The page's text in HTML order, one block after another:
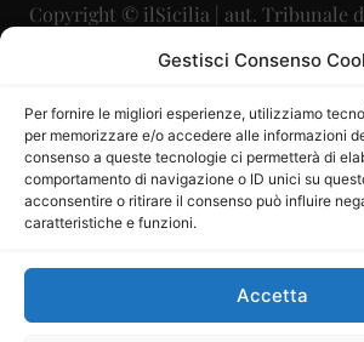
Gestisci Consenso
Per fornire le migliori esperienze, utilizziamo
per memorizzare e/o accedere alle informazioni
consenso a queste tecnologie ci permetterà di
comportamento di navigazione o ID unici su
acconsentire o ritirare il consenso può influire
caratteristiche e funzioni.
Accetta
Copyright © ilSicilia | aut. Tribunale
29/09/2015
Direttore Editoriale: Maurizio
Direttore Responsabile: Maria
P.IVA: 06334930820
Mercurio Comunicazione Società